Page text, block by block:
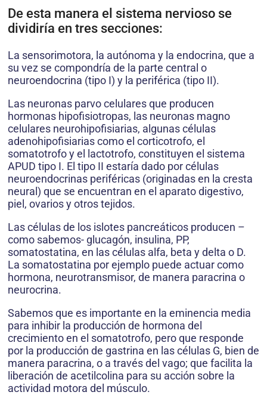
De esta manera el sistema nervioso se
dividiría en tres secciones:
La sensorimotora, la autónoma y la endocrina, que a
su vez se compondría de la parte central o
neuroendocrina (tipo I) y la periférica (tipo II).
Las neuronas parvo celulares que producen
hormonas hipofisiotropas, las neuronas magno
celulares neurohipofisiarias, algunas células
adenohipofisiarias como el corticotrofo, el
somatotrofo y el lactotrofo, constituyen el sistema
APUD tipo I. El tipo II estaría dado por células
neuroendocrinas periféricas (originadas en la cresta
neural) que se encuentran en el aparato digestivo,
piel, ovarios y otros tejidos.
Las células de los islotes pancreáticos producen –
como sabemos- glucagón, insulina, PP,
somatostatina, en las células alfa, beta y delta o D.
La somatostatina por ejemplo puede actuar como
hormona, neurotransmisor, de manera paracrina o
neurocrina.
Sabemos que es importante en la eminencia media
para inhibir la producción de hormona del
crecimiento en el somatotrofo, pero que responde
por la producción de gastrina en las células G, bien de
manera paracrina, o a través del vago; que facilita la
liberación de acetilcolina para su acción sobre la
actividad motora del músculo.